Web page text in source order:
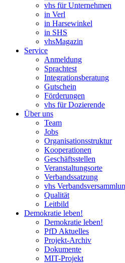
vhs für Unternehmen
in Verl
in Harsewinkel
in SHS
vhsMagazin
Service
Anmeldung
Sprachtest
Integrationsberatung
Gutschein
Förderungen
vhs für Dozierende
Über uns
Team
Jobs
Organisationsstruktur
Kooperationen
Geschäftsstellen
Veranstaltungsorte
Verbandssatzung
vhs
Qualität
Leitbild
Demokratie leben!
Demokratie leben!
PfD Aktuelles
Projekt-Archiv
Dokumente
MIT-Projekt